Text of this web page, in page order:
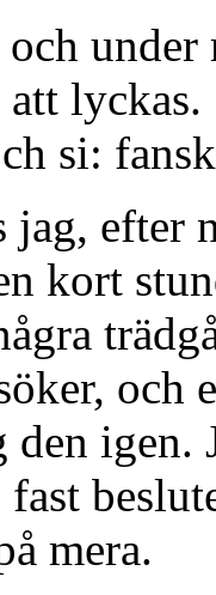
si:
jag, efter
kort
och
igen.
mera.